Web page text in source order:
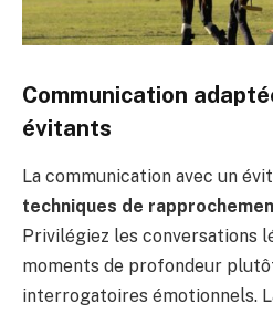
Communication
évitants
La communication avec un
techniques de
Privilégiez les conversations
moments de profondeur
interrogatoires émotionnels.